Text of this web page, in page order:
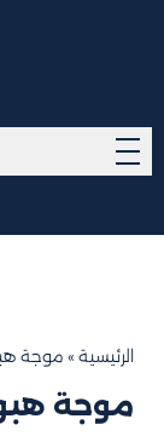
الرئيسية » موجة هبوط
موجة